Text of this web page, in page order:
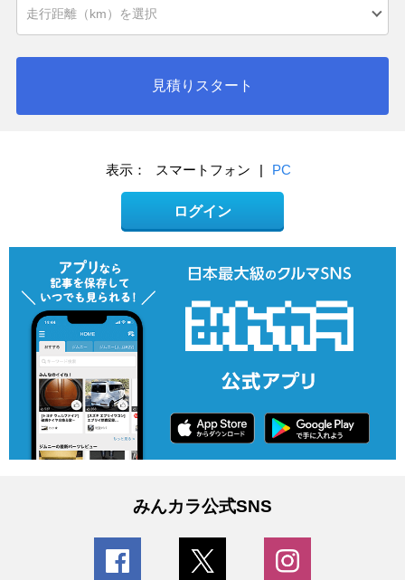
見積りスタート
表示： スマートフォン | PC
ログイン
みんカラ公式SNS